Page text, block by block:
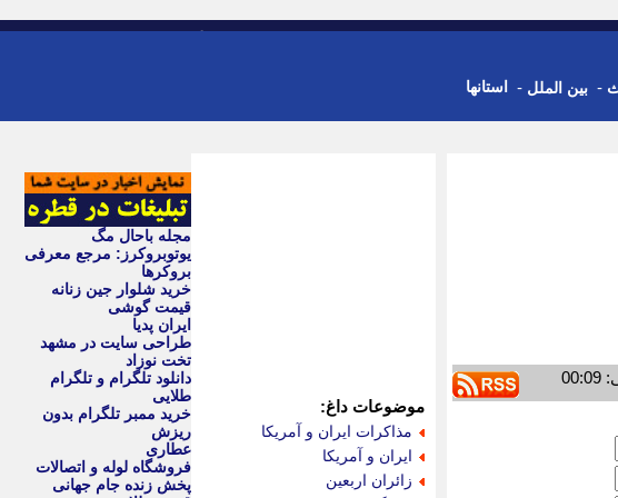
ورود-عضویت
- بین الملل - استانها
موضوعات داغ:
مذاكرات ايران و آمريكا
ايران و آمريكا
زائران اربعين
مجله باحال مگ
یوتوبروکرز: مرجع معرفی
بروکرها
خرید شلوار جین زنانه
قیمت گوشی
ایران پدیا
طراحی سایت در مشهد
تخت نوزاد
دانلود تلگرام و تلگرام
طلایی
خرید ممبر تلگرام بدون
ریزش
عطاری
فروشگاه لوله و اتصالات
پخش زنده جام جهانی